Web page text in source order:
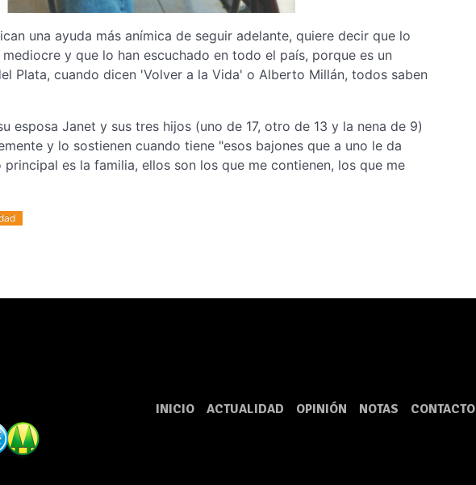
una ayuda más anímica de seguir adelante, quiere decir que lo
y que lo han escuchado en todo el país, porque es un
Plata, cuando dicen 'Volver a la Vida' o Alberto Millán, todos saben
esposa Janet y sus tres hijos (uno de 17, otro de 13 y la nena de 9)
y lo sostienen cuando tiene "esos bajones que a uno le da
es la familia, ellos son los que me contienen, los que me
INICIO ACTUALIDAD OPINIÓN NOTAS CONTACTO